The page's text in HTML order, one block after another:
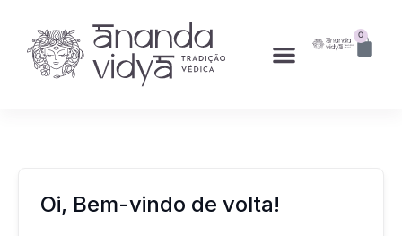
0
Oi, Bem-vindo de volta!